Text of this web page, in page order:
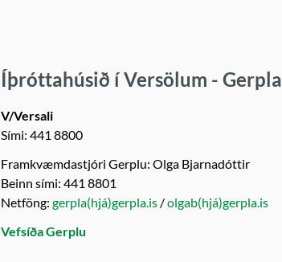
Íþróttahúsið í Versölum - Gerpla
V/Versali
Sími: 441 8800
Framkvæmdastjóri Gerplu: Olga Bjarnadóttir
Beinn sími: 441 8801
Netföng: gerpla(hjá)gerpla.is/olgab(hjá)gerpla.is
Vefsíða Gerplu